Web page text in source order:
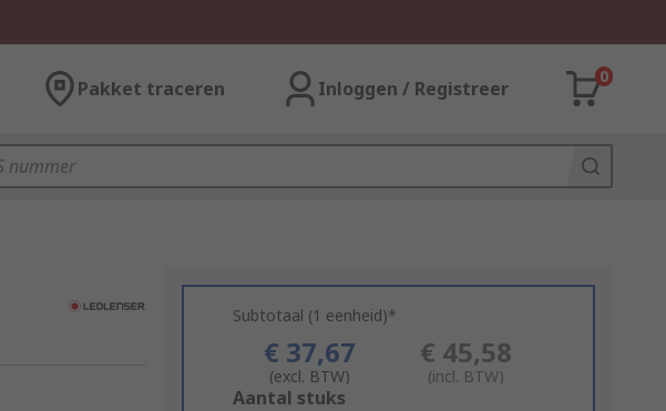
Pakket traceren Inloggen / Registreer
0
Subtotaal (1 eenheid)*
€ 37,67
(excl. BTW)
€ 45,58
(incl. BTW)
Add
Aantal stuks